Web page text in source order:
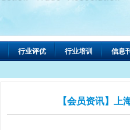
行业评优 行业培训 信息
【会员资讯】上